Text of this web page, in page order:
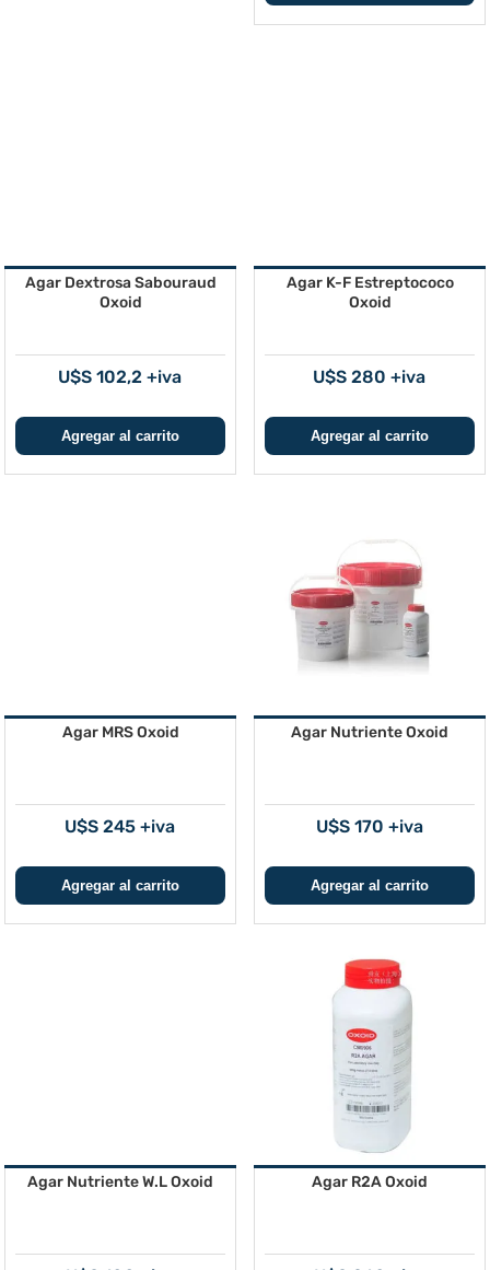
Agar Dextrosa Sabouraud
Oxoid
U$S 102,2 +iva
Agar K-F Estreptococo
Oxoid
U$S 280 +iva
Agar MRS Oxoid
U$S 245 +iva
Agar Nutriente Oxoid
U$S 170 +iva
Agar Nutriente W.L Oxoid Agar R2A Oxoid